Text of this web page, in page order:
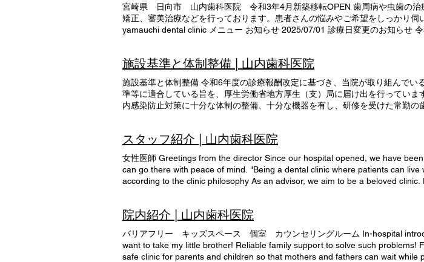
んが多いので子供好きにはぴったりです ・福利厚生が充実しているので働き
ずは見学にきてみませんか？働いている皆の姿を見てください 医院の
０ 午前の診療終了 昼休み（帰宅して買い物や家事をしたり、ス
13:20〜17:50 に変わりました。 医院情報 医院名 住所 電話番号 HPアド
52-0573 https://www.yamauchi-dc-hyuga.com/ むし歯・歯周病・入れ歯・予
正・ マタニティ歯科・ホワイトニング・審美歯科・ 訪問歯科・マウスピース
相性が合いそうかどうか、就職後の自分がイメージできるように、医院の見
院の雰囲気、患者さんとの対話、治療の様子などをぜひ感じてみてください
相談ください。 スタッフ一同、お待ちしております＾＾
corner of the waiting room so that children can spend their waiting time
少人数の職場ですが、それぞれが理解して助け合い、子どもの用事や学校行事
な理由で有給休暇を取得しています。 （福利厚生） ・健康保険（歯科医師国
る方 ・楽しく働きたい方 ・積極的に学ぶ意欲のある方 を求めています。 私
なコミュニケーションを大事にしています。また、積極的に学んで仕事に取
方で、ワークライフバランスを充実させたい方を応援しています。 ぜひ一緒
要項 募集職種のご案内 スタッフの声 就職して成長した点は何ですか？ ・ス
なったこと ・知識が増えた ・技術面 医院の好きなところ、良いところはなん
・患者さんへの声かけ ・知識、技術などいろいろな面で恥じないよう、でき
ので、働きやすいです。 ・育児や人生経験豊富な方達ばかりなので、色々と
はぴったりです。 ・福利厚生が充実しているので働きやすい職場だと思いま
せんか？働いている皆の姿を見てください。 医院の一日 ８：３０ 出
終了 昼休み １４：００ 午後の診療開始 １８：００ 診
むし歯・歯周病・入れ歯・予防・クリーニング・ 子ども歯科（小児歯科）・
科・ 訪問歯科・マウスピース作成 医院見学・応募 ま ずは見学に来てみませ
ージできるように、医院の見学に来てみませんか？ ホームページでは分から
どをぜひ感じてみてください！ 見学のみ、面接時の見学も可能です。日時、
ます＾＾ 見学・応募
宮崎県 日向市 山内歯科医院 令和3年4月新築移転OPEN 歯周病や虫歯の治
矯正、審美治療などを行っております。患者さんの悩みやご希望をしっかり伺
yamauchi dental clinic メニュー お知らせ 2025/07/01 診療日変更のお知らせ
は休診とさせていただきます。 30日(金)以降に関しましては現在診療予定で
す。 2024/04/28 Instagramはじめました。 院内情報など発信してまいります
4月29日、5月3日〜6日：休診 5月7日より通常診療 よろしくお願いいたしま
お知らせ 現在、歯科衛生士（正社員・パート ）を募集しております。 詳し
inconvenience and thank you for your understanding. 2022/04/01 Yamauchi
the old clinic on the 40th anniversary of its opening. All the staff will do their
your continued support.
施設基準と体制整備 | 山内歯科医院
施設基準と体制整備 令和6年度の診療報酬改定に基づき、当院が取り組んで
準等に適合している旨を、厚生労働省地方厚生（支）局に届け出を行ってい
内感染防止対策に十分な体制の整備、十分な機器を有し、研修を受けた常勤
防止対策として、手洗い・手指消毒の徹底やマスク、グローブ、使い捨て製
理者を配置しています。 院内にはAEDを保有しており、緊急時は他の医療機
す。 歯科外来診療感染対策加算 当院では院内感染に関する研修を受けた管理
す。 口腔管理体制強化加算 歯科疾患の重症化予防に関する継続管理、高齢者
います。 レーザー機器加算・口腔粘膜処置 口腔内軟組織の切開や止血などを
びCAD/CAMインレー CAD/CAMと呼ばれるコンピュータ支援設計・製造ユニ
ています。 歯科口腔リハビリテーション料 患者さまの口腔機能回復と維持を
び２ 患者さまの詰めもの・被せもの、入れ歯の作製において、歯科医師と歯
情報通信機器を用いた連携も実施します。 歯科訪問診療料の注15に規定する
スタッフ紹介 | 山内歯科医院
女性医師 Greetings from the director Since our hospital opened, we have
can go there with peace of mind. "Being a dental clinic where patients can
according to the clinic philosophy As an advisor, we aim to be a beloved
Nagasaki University School of Dentistry 2008 University of Miyazaki Hospital
Clinic 【Affiliation】 ・ The Academy of Gnath and Occlusion ・ Japan
Group ・ _D04a07d8-9cd1-3239-9149-20813d6c673b_ Baby Dental Network
院内紹介 | 山内歯科医院
バリアフリー キッズスペース 個室 カウンセリングルーム In-hospital
want to take my little brother! Reliable family support to solve such problems!
safe clinic for parents and children so that mothers and fathers can wait